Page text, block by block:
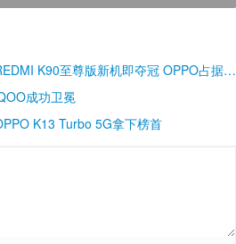
K90至尊版新机即夺冠 OPPO占据半
成功卫冕
K13 Turbo 5G拿下榜首